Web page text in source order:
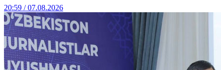
20:59 / 07.08.2026